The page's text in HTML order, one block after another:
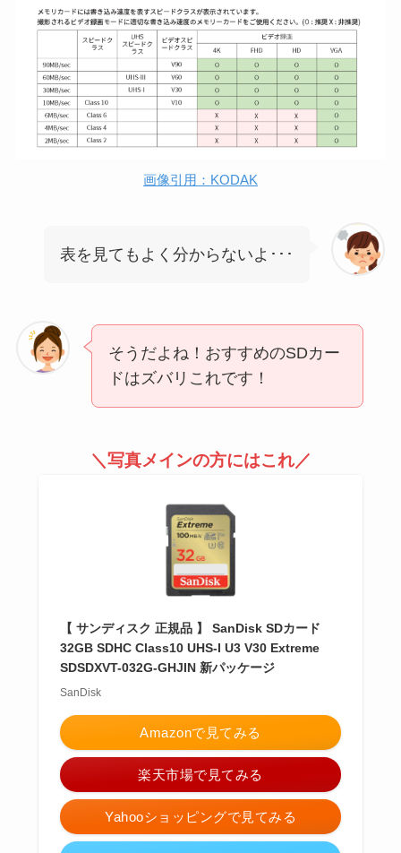
画像引用：KODAK
表を見てもよく分からないよ･･･
そうだよね！おすすめのSDカー
ドはズバリこれです！
＼写真メインの方にはこれ／
【 サンディスク 正規品 】 SanDisk SDカード
32GB SDHC Class10 UHS-I U3 V30 Extreme
SDSDXVT-032G-GHJIN 新パッケージ
SanDisk
Amazonで見てみる
楽天市場で見てみる
Yahooショッピングで見てみる